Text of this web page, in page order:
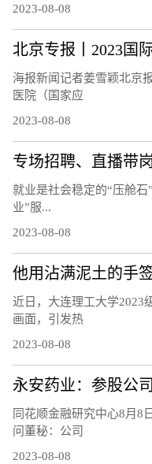
2023-08-08
海报新闻记者姜雪颖北京
医院（国家应
2023-08-08
就业是社会稳定的“压舱
业”服...
2023-08-08
近日，大连理工大学2023
画面，引发热
2023-08-08
同花顺金融研究中心8月8
问董秘：公司
2023-08-08